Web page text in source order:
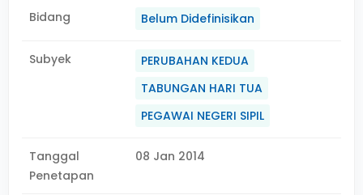
Bidang Belum Didefinisikan
Subyek
PERUBAHAN KEDUA
TABUNGAN HARI TUA
PEGAWAI NEGERI SIPIL
Tanggal
Penetapan
08 Jan 2014